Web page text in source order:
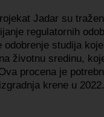
Jadar su
regulatornih
odobrenje studija
životnu sredinu,
procena je
krene u